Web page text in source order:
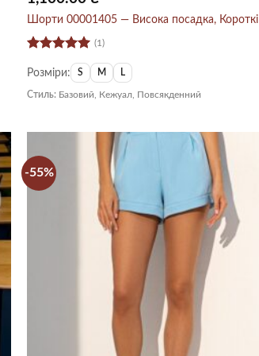
Шорти 00001405 — Висока посадка, Короткі
Оцінено в
5з 5
(1)
Розміри: S M L
Стиль: Базовий, Кежуал, Повсякденний
-55%